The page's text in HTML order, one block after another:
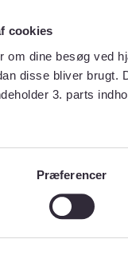
cookies
om dine besøg ved
disse bliver
3. parts
Præferencer